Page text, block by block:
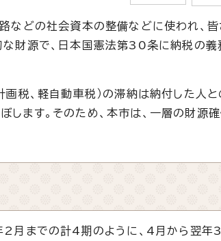
などの社会資本の整備などに使われ、
な財源で、日本国憲法第30条に納税の
画税、軽自動車税）の滞納は納付した人
ます。そのため、本市は、一層の財源
月までの計4期のように、4月から翌年